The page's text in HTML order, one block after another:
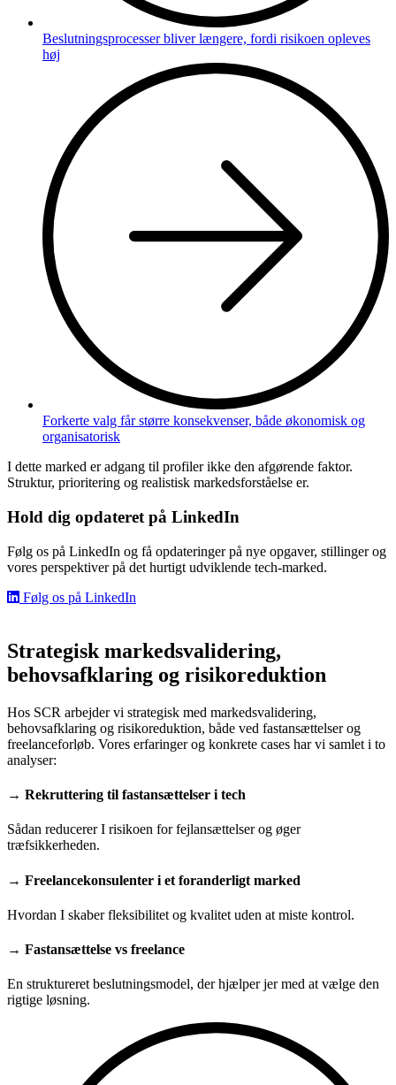
Beslutningsprocesser bliver længere, fordi risikoen opleves
høj
Forkerte valg får større konsekvenser, både økonomisk og
organisatorisk
I dette marked er adgang til profiler ikke den afgørende faktor.
Struktur, prioritering og realistisk markedsforståelse er.
Hold dig opdateret på LinkedIn
Følg os på LinkedIn og få opdateringer på nye opgaver, stillinger og
vores perspektiver på det hurtigt udviklende tech-marked.
Følg os på LinkedIn
Strategisk markedsvalidering,
behovsafklaring og risikoreduktion
Hos SCR arbejder vi strategisk med markedsvalidering,
behovsafklaring og risikoreduktion, både ved fastansættelser og
freelanceforløb. Vores erfaringer og konkrete cases har vi samlet i to
analyser:
→ Rekruttering til fastansættelser i tech
Sådan reducerer I risikoen for fejlansættelser og øger
træfsikkerheden.
→ Freelancekonsulenter i et foranderligt marked
Hvordan I skaber fleksibilitet og kvalitet uden at miste kontrol.
→ Fastansættelse vs freelance
En struktureret beslutningsmodel, der hjælper jer med at vælge den
rigtige løsning.